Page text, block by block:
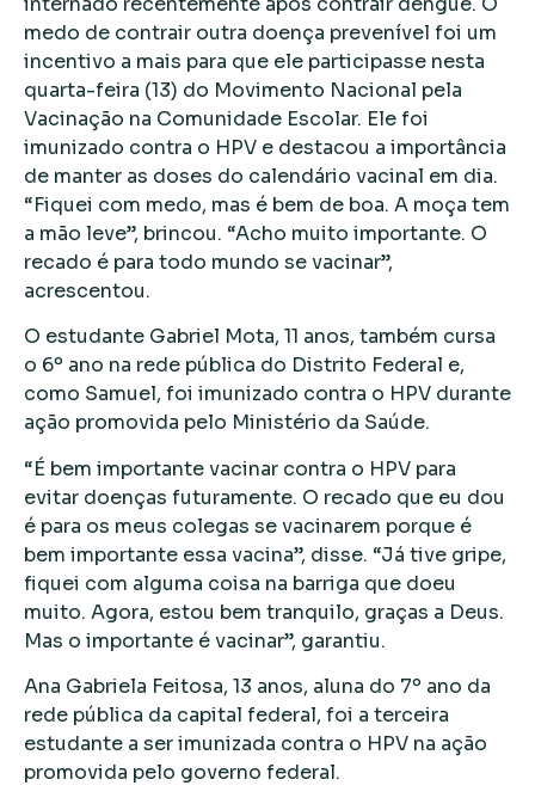
medo de contrair outra doença prevenível foi um
incentivo a mais para que ele participasse nesta
quarta-feira (13) do Movimento Nacional pela
Vacinação na Comunidade Escolar. Ele foi
imunizado contra o HPV e destacou a importância
de manter as doses do calendário vacinal em dia.
“Fiquei com medo, mas é bem de boa. A moça tem
a mão leve”, brincou. “Acho muito importante. O
recado é para todo mundo se vacinar”,
acrescentou.
O estudante Gabriel Mota, 11 anos, também cursa
o 6º ano na rede pública do Distrito Federal e,
como Samuel, foi imunizado contra o HPV durante
ação promovida pelo Ministério da Saúde.
“É bem importante vacinar contra o HPV para
evitar doenças futuramente. O recado que eu dou
é para os meus colegas se vacinarem porque é
bem importante essa vacina”, disse. “Já tive gripe,
fiquei com alguma coisa na barriga que doeu
muito. Agora, estou bem tranquilo, graças a Deus.
Mas o importante é vacinar”, garantiu.
Ana Gabriela Feitosa, 13 anos, aluna do 7º ano da
rede pública da capital federal, foi a terceira
estudante a ser imunizada contra o HPV na ação
promovida pelo governo federal.